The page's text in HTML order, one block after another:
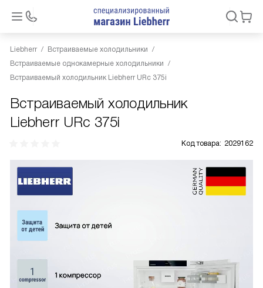
Liebherr
Встраиваемые холодильники
Встраиваемые однокамерные холодильники
Встраиваемый холодильник Liebherr URc 375i
Встраиваемый холодильник
Liebherr URc 375i
Код товара: 2029162